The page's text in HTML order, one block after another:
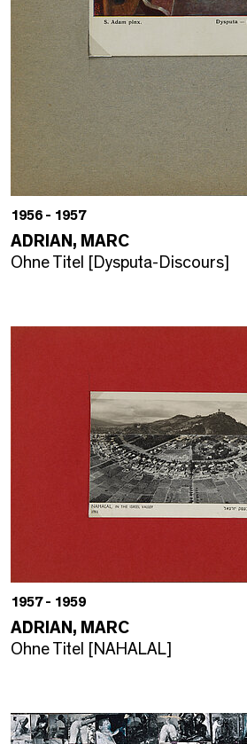
1956 - 1957
ADRIAN, MARC
Ohne Titel [Dysputa-Discours]
1957 - 1959
ADRIAN, MARC
Ohne Titel [NAHALAL]